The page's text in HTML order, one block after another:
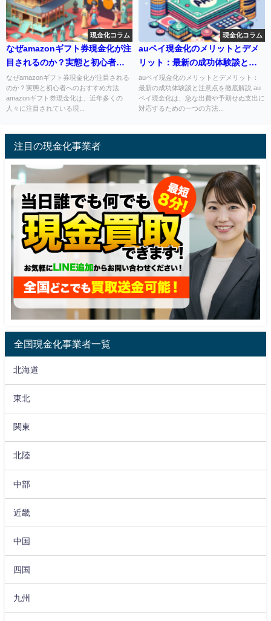
現金化コラム
なぜamazonギフト券現金化が注
目されるのか？実態と初心者へ
のおすすめ方法
なぜamazonギフト券現金化が注目される
のか？実態と初心者へのおすすめ方法
amazonギフト券現金化は、近年多くの
人々に注目されている現...
現金化コラム
auペイ現金化のメリットとデメ
リット：最新の成功体験談と注
意点を徹底解説
auペイ現金化のメリットとデメリット：
最新の成功体験談と注意点を徹底解説 au
ペイ現金化は、急な出費や予期せぬ支出に
対応するための一つの方法...
注目の現金化事業者
全国現金化事業者一覧
北海道
東北
関東
北陸
中部
近畿
中国
四国
九州